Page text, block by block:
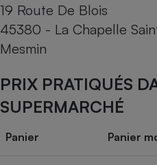
19 Route De Blois
45380 - La Chapelle
Mesmin
PRIX PRATIQUÉS
SUPERMARCHÉ
Panier Panier